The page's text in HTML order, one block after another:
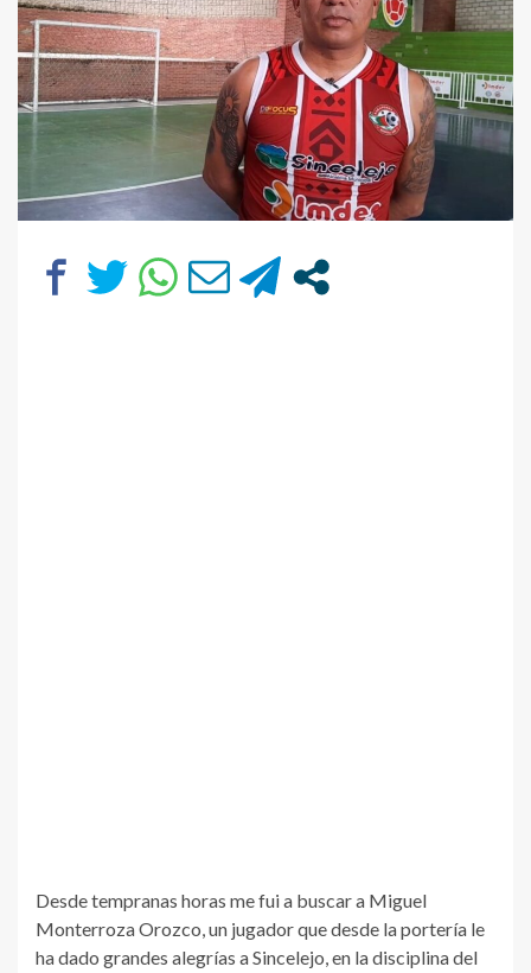
Desde tempranas horas me fui a buscar a Miguel
Monterroza Orozco, un jugador que desde la portería le
ha dado grandes alegrías a Sincelejo, en la disciplina del